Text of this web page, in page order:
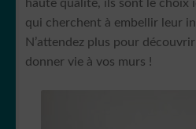
haute qualité, ils sont le choix
qui cherchent à embellir leur
N’attendez plus pour
donner vie à vos murs !